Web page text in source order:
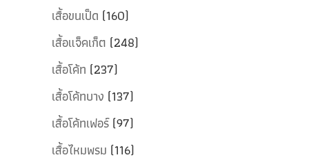
เสื้อขนเป็ด (160)
เสื้อแจ็คเก็ต (248)
เสื้อโค้ท (237)
เสื้อโค้ทบาง (137)
เสื้อโค้ทเฟอร์ (97)
เสื้อไหมพรม (116)